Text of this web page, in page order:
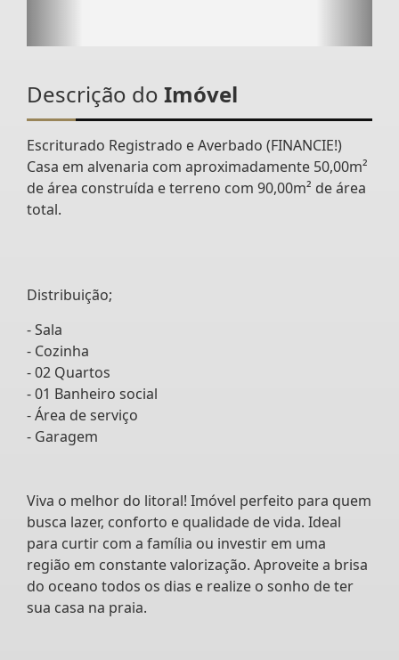
Descrição do Imóvel
Escriturado Registrado e Averbado (FINANCIE!)
Casa em alvenaria com aproximadamente 50,00m²
de área construída e terreno com 90,00m² de área
total.
Distribuição;
- Sala
- Cozinha
- 02 Quartos
- 01 Banheiro social
- Área de serviço
- Garagem
Viva o melhor do litoral! Imóvel perfeito para quem
busca lazer, conforto e qualidade de vida. Ideal
para curtir com a família ou investir em uma
região em constante valorização. Aproveite a brisa
do oceano todos os dias e realize o sonho de ter
sua casa na praia.